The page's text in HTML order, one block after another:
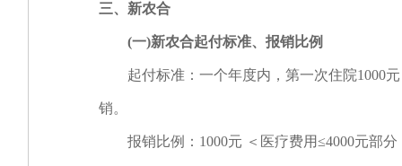
三、新农合
(一)新农合起付标准、报销比例
起付标准：一个年度内，第一次住院1000元
销。
报销比例：1000元 ＜医疗费用≤4000元部分